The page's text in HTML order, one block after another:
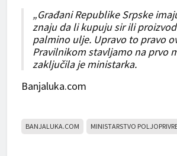
„Građani Republike Srpske
znaju da li kupuju sir ili
palmino ulje. Upravo to pravo
Pravilnikom stavljamo na prvo
zaključila je ministarka.
Banjaluka.com
BANJALUKA.COM MINISTARSTVO